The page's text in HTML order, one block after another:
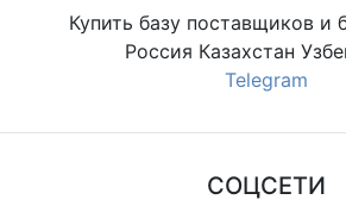
Купить базу поставщиков и
Россия Казахстан
Telegram
СОЦСЕТИ